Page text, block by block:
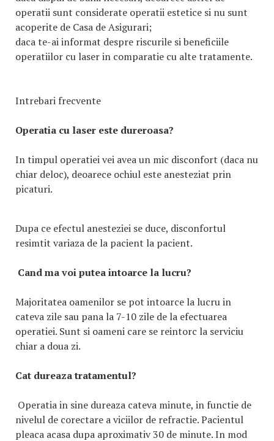
operatii sunt considerate operatii estetice si nu sunt
acoperite de Casa de Asigurari;
daca te-ai informat despre riscurile si beneficiile
operatiilor cu laser in comparatie cu alte tratamente.
Intrebari frecvente
Operatia cu laser este dureroasa?
In timpul operatiei vei avea un mic disconfort (daca nu
chiar deloc), deoarece ochiul este anesteziat prin
picaturi.
Dupa ce efectul anesteziei se duce, disconfortul
resimtit variaza de la pacient la pacient.
Cand ma voi putea intoarce la lucru?
Majoritatea oamenilor se pot intoarce la lucru in
cateva zile sau pana la 7-10 zile de la efectuarea
operatiei. Sunt si oameni care se reintorc la serviciu
chiar a doua zi.
Cat dureaza tratamentul?
Operatia in sine dureaza cateva minute, in functie de
nivelul de corectare a viciilor de refractie. Pacientul
pleaca acasa dupa aproximativ 30 de minute. In mod